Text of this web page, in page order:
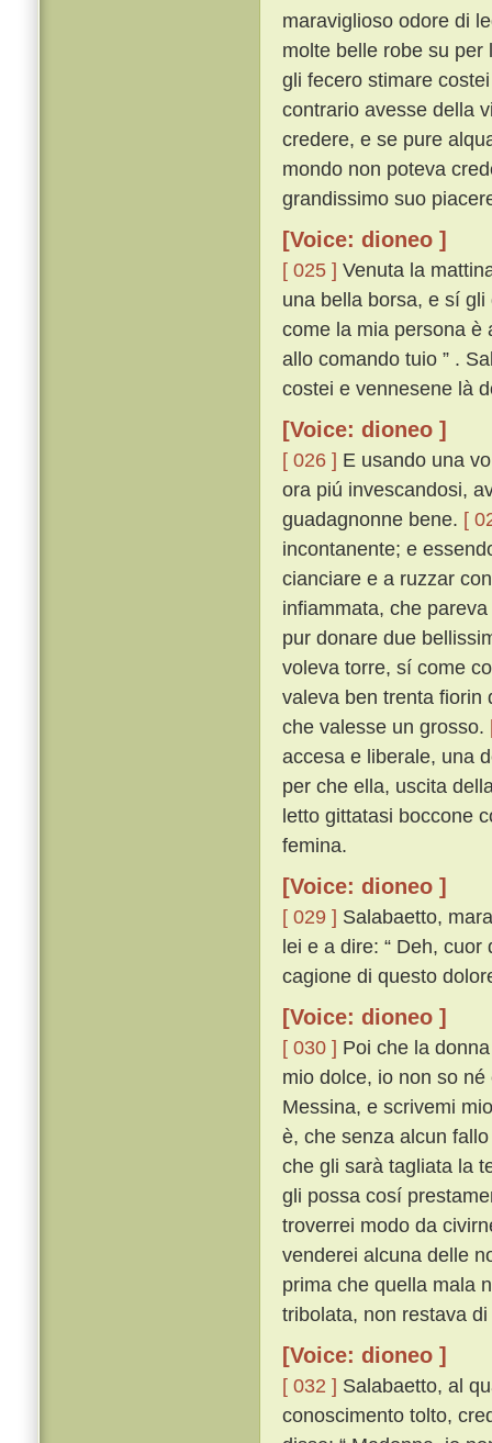
maraviglioso odore di
molte belle robe su
gli fecero stimare
contrario avesse della
credere, e se pure
mondo non poteva
grandissimo suo
[Voice: dioneo ]
[ 025 ] Venuta la
una bella borsa, e sí
come la mia persona è
allo comando tuio ” .
costei e vennesene là
[Voice: dioneo ]
[ 026 ] E usando una
ora piú invescandosi,
guadagnonne bene. [
incontanente; e
cianciare e a ruzzar
infiammata, che
pur donare due
voleva torre, sí come
valeva ben trenta fiorin
che valesse un grosso.
accesa e liberale, una
per che ella, uscita
letto gittatasi boccone
femina.
[Voice: dioneo ]
[ 029 ] Salabaetto,
lei e a dire: “ Deh,
cagione di questo
[Voice: dioneo ]
[ 030 ] Poi che la
mio dolce, io non so
Messina, e scrivemi
è, che senza alcun
che gli sarà tagliata la
gli possa cosí
troverrei modo da
venderei alcuna delle
prima che quella mala
tribolata, non restava
[Voice: dioneo ]
[ 032 ] Salabaetto, al
conoscimento tolto,